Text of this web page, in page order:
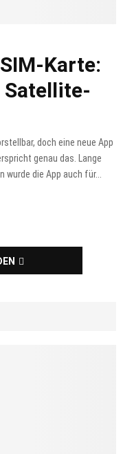
Karte:
doch eine neue App
genau das. Lange
wurde die App auch für...